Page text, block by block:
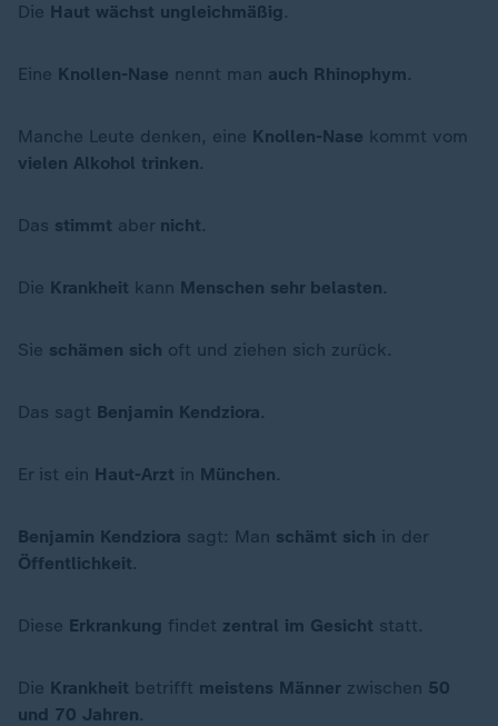
Die Haut wächst ungleichmäßig.
Eine Knollen-Nase nennt man auch Rhinophym.
Manche Leute denken, eine Knollen-Nase kommt vom
vielen Alkohol trinken.
Das stimmt aber nicht.
Die Krankheit kann Menschen sehr belasten.
Sie schämen sich oft und ziehen sich zurück.
Das sagt Benjamin Kendziora.
Er ist ein Haut-Arzt in München.
Benjamin Kendziora sagt: Man schämt sich in der
Öffentlichkeit.
Diese Erkrankung findet zentral im Gesicht statt.
Die Krankheit betrifft meistens Männer zwischen 50
und 70 Jahren.